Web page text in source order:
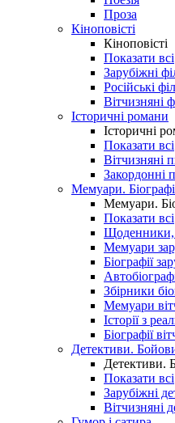
Проза
Кіноповісті
Кіноповісті
Показати всі
Зарубіжні
Російські
Вітчизняні
Історичні романи
Історичні
Показати всі
Вітчизняні
Закордонні
Мемуари.
Мемуари.
Показати всі
Щоденники,
Мемуари
Біографії
Збірники
Мемуари
Історії з
Біографії
Детективи.
Детективи.
Показати всі
Зарубіжні
Вітчизняні